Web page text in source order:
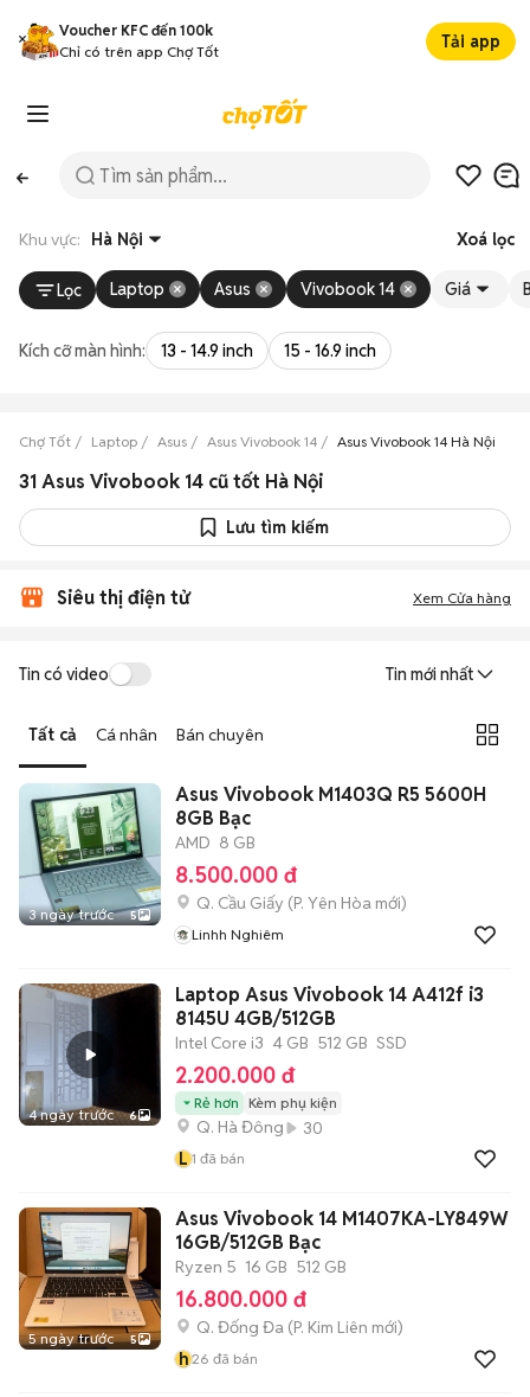
Voucher KFC đến 100k
Chỉ có trên app Chợ Tốt
Tải app
Khu vực: Hà Nội Xoá lọc
Lọc Laptop Asus Vivobook 14 Giá
Kích cỡ màn hình: 13 - 14.9 inch 15 - 16.9 inch
Chợ Tốt Laptop Asus Asus Vivobook 14 Asus Vivobook 14 Hà Nội
31 Asus Vivobook 14 cũ tốt Hà Nội
Lưu tìm kiếm
Siêu thị điện tử Xem Cửa hàng
Tin có video Tin mới nhất
Tất cả Cá nhân Bán chuyên
3 ngày trước 5
Asus Vivobook M1403Q R5 5600H
8GB Bạc
AMD 8 GB
8.500.000 đ
Q. Cầu Giấy (P. Yên Hòa mới)
Linhh Nghiêm
4 ngày trước 6
Laptop Asus Vivobook 14 A412f i3
8145U 4GB/512GB
Intel Core i3 4 GB 512 GB SSD
2.200.000 đ
Rẻ hơn Kèm phụ kiện
Q. Hà Đông
30
L 1 đã bán
5 ngày trước 5
Asus Vivobook 14 M1407KA-LY849W
16GB/512GB Bạc
Ryzen 5 16 GB 512 GB
16.800.000 đ
Q. Đống Đa (P. Kim Liên mới)
h26 đã bán